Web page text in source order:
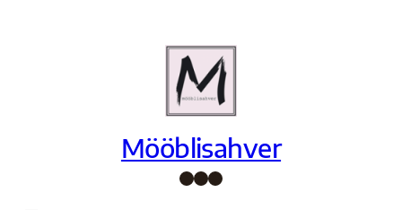
Mööblisahver
Facebook InstagramPinterest